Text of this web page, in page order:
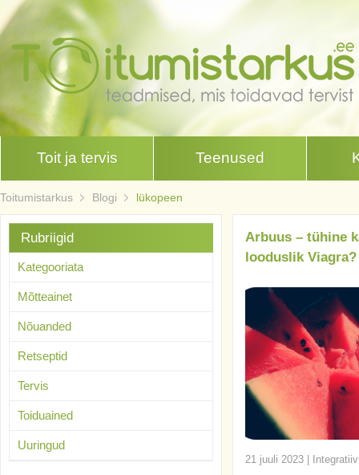
Toit ja tervis Teenused
Toitumistarkus Blogi lükopeen
Arbuus – tühine
looduslik Viagra?
21 juuli 2023
Rubriigid
Kategooriata
Mõtteainet
Nõuanded
Retseptid
Tervis
Toiduained
Uuringud